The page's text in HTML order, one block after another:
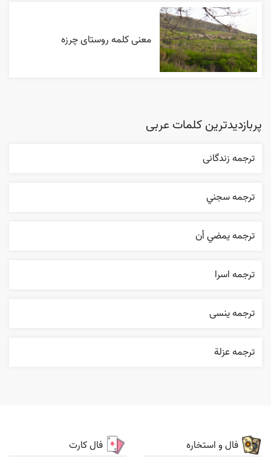
معنی کلمه روستای چرزه
پربازدیدترین کلمات عربی
ترجمه زندگانی
ترجمه سجني
ترجمه يمضي أن
ترجمه اسرا
ترجمه ینسی
ترجمه عزلة
فال و استخاره فال کارت